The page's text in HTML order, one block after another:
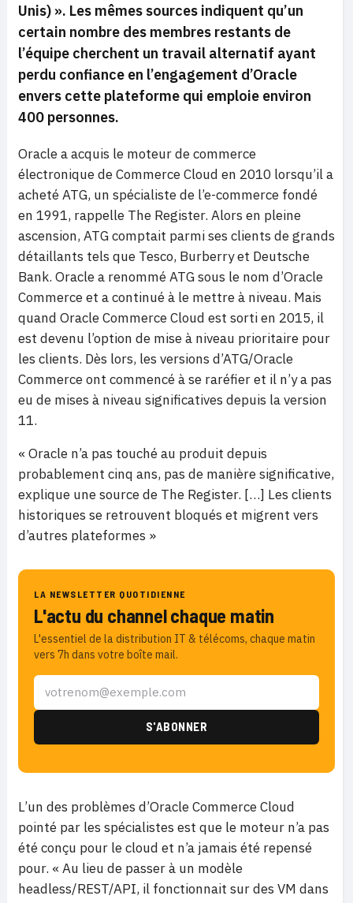
Unis) ». Les mêmes sources indiquent qu’un
certain nombre des membres restants de
l’équipe cherchent un travail alternatif ayant
perdu confiance en l’engagement d’Oracle
envers cette plateforme qui emploie environ
400 personnes.
Oracle a acquis le moteur de commerce
électronique de Commerce Cloud en 2010 lorsqu’il a
acheté ATG, un spécialiste de l’e-commerce fondé
en 1991, rappelle The Register. Alors en pleine
ascension, ATG comptait parmi ses clients de grands
détaillants tels que Tesco, Burberry et Deutsche
Bank. Oracle a renommé ATG sous le nom d’Oracle
Commerce et a continué à le mettre à niveau. Mais
quand Oracle Commerce Cloud est sorti en 2015, il
est devenu l’option de mise à niveau prioritaire pour
les clients. Dès lors, les versions d’ATG/Oracle
Commerce ont commencé à se raréfier et il n’y a pas
eu de mises à niveau significatives depuis la version
11.
« Oracle n’a pas touché au produit depuis
probablement cinq ans, pas de manière significative,
explique une source de The Register. […] Les clients
historiques se retrouvent bloqués et migrent vers
d’autres plateformes »
LA NEWSLETTER QUOTIDIENNE
L'actu du channel chaque matin
L'essentiel de la distribution IT & télécoms, chaque matin
vers 7h dans votre boîte mail.
L’un des problèmes d’Oracle Commerce Cloud
pointé par les spécialistes est que le moteur n’a pas
été conçu pour le cloud et n’a jamais été repensé
pour. « Au lieu de passer à un modèle
headless/REST/API, il fonctionnait sur des VM dans